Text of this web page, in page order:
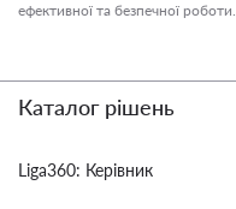
ефективної та безпечної роботи.
Каталог рішень
Liga360: Керівник